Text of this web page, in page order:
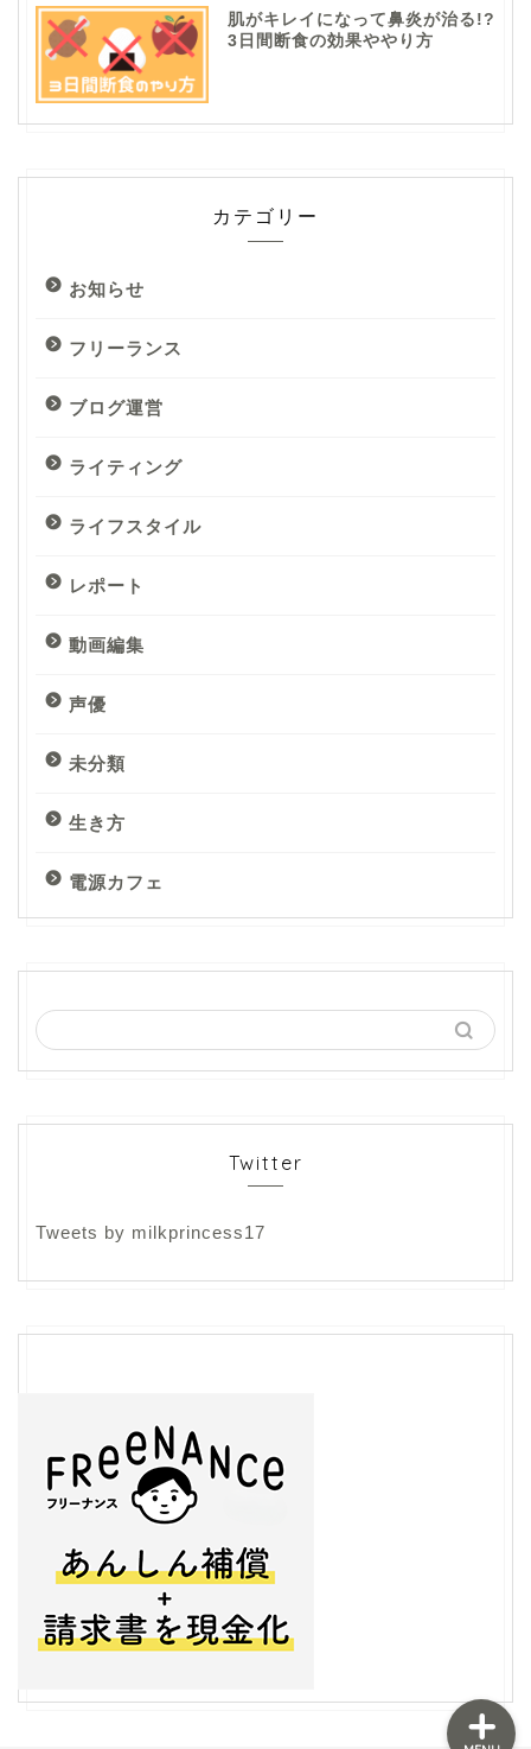
肌がキレイになって鼻炎が治る!?
3日間断食の効果ややり方
カテゴリー
お知らせ
フリーランス
ブログ運営
ライティング
ライフスタイル
レポート
動画編集
声優
未分類
生き方
電源カフェ
Twitter
Tweets by milkprincess17
ライフスタイル